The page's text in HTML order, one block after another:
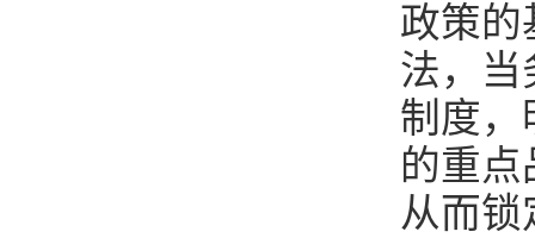
政策的
法，当
制度，
的重
从而锁